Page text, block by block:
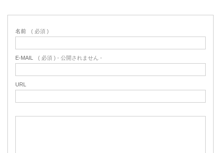
名前 ( 必須 )
E-MAIL ( 必須 ) - 公開されません -
URL